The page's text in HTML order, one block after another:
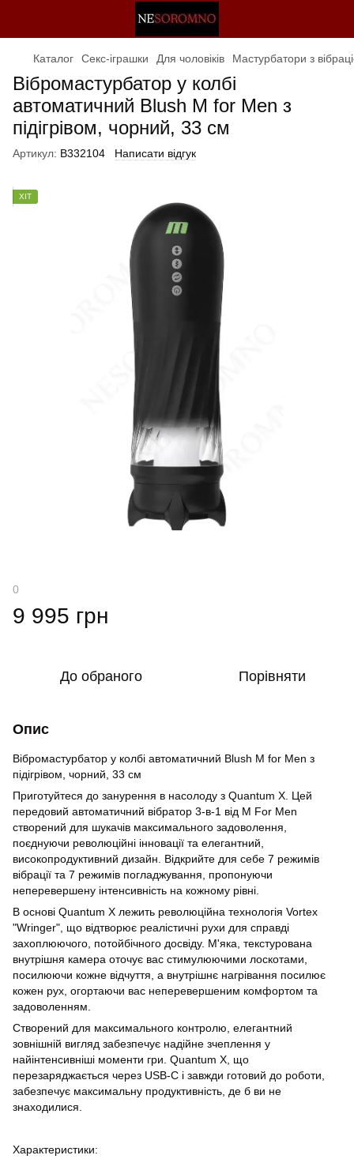
Каталог Секс-іграшки Для чоловіків Мастурбатори з
Вібромастурбатор у колбі
автоматичний Blush M for Men з
підігрівом, чорний, 33 см
Артикул: B332104 Написати відгук
ХІТ
0
9 995 грн
До обраного Порівняти
Опис
Вібромастурбатор у колбі автоматичний Blush M for Men з
підігрівом, чорний, 33 см
Приготуйтеся до занурення в насолоду з Quantum X. Цей
передовий автоматичний вібратор 3-в-1 від M For Men
створений для шукачів максимального задоволення,
поєднуючи революційні інновації та елегантний,
високопродуктивний дизайн. Відкрийте для себе 7 режимів
вібрації та 7 режимів погладжування, пропонуючи
неперевершену інтенсивність на кожному рівні.
В основі Quantum X лежить революційна технологія Vortex
"Wringer", що відтворює реалістичні рухи для справді
захоплюючого, потойбічного досвіду. М'яка, текстурована
внутрішня камера оточує вас стимулюючими лоскотами,
посилюючи кожне відчуття, а внутрішнє нагрівання посилює
кожен рух, огортаючи вас неперевершеним комфортом та
задоволенням.
Створений для максимального контролю, елегантний
зовнішній вигляд забезпечує надійне зчеплення у
найінтенсивніші моменти гри. Quantum X, що
перезаряджається через USB-C і завжди готовий до роботи,
забезпечує максимальну продуктивність, де б ви не
знаходилися.
Характеристики: